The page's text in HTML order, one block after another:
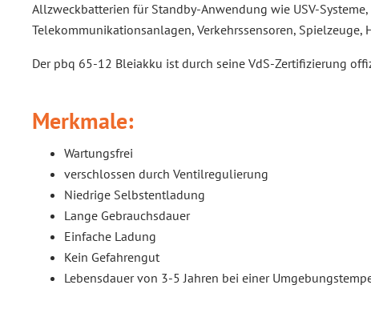
Allzweckbatterien für Standby-Anwendung wie USV-
Telekommunikationsanlagen, Verkehrssensoren, Spielzeuge,
Der pbq 65-12 Bleiakku ist durch seine VdS-Zertifizierung
Merkmale:
Wartungsfrei
verschlossen durch Ventilregulierung
Niedrige Selbstentladung
Lange Gebrauchsdauer
Einfache Ladung
Kein Gefahrengut
Lebensdauer von 3-5 Jahren bei einer